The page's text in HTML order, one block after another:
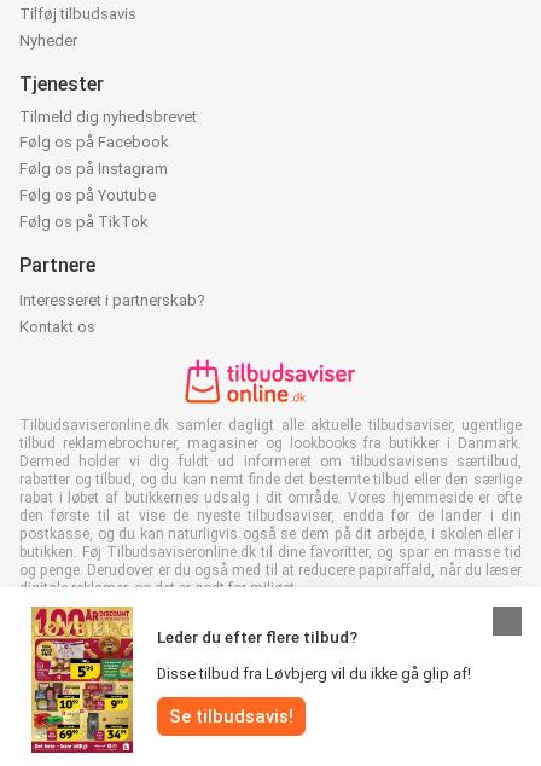
Leder du efter flere tilbud?
Disse tilbud fra Løvbjerg vil du ikke gå glip af!
Se tilbudsavis!
Tilføj tilbudsavis
Nyheder
Tjenester
Tilmeld dig nyhedsbrevet
Følg os på Facebook
Følg os på Instagram
Følg os på Youtube
Følg os på TikTok
Partnere
Interesseret i partnerskab?
Kontakt os
Tilbudsaviseronline.dk samler dagligt alle aktuelle tilbudsaviser, ugentlige
tilbud reklamebrochurer, magasiner og lookbooks fra butikker i Danmark.
Dermed holder vi dig fuldt ud informeret om tilbudsavisens særtilbud,
rabatter og tilbud, og du kan nemt finde det bestemte tilbud eller den særlige
rabat i løbet af butikkernes udsalg i dit område. Vores hjemmeside er ofte
den første til at vise de nyeste tilbudsaviser, endda før de lander i din
postkasse, og du kan naturligvis også se dem på dit arbejde, i skolen eller i
butikken. Føj Tilbudsaviseronline.dk til dine favoritter, og spar en masse tid
og penge. Derudover er du også med til at reducere papiraffald, når du læser
digitale reklamer, og det er godt for miljøet.
Alle rettigheder forbeholdes © Tilbudsaviseronline.dk 2026 |
Ansvarsfraskrivelse
Vilkår og betingelser